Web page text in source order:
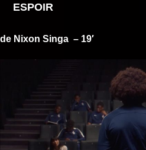
ESPOIR
de Nixon Singa – 19′